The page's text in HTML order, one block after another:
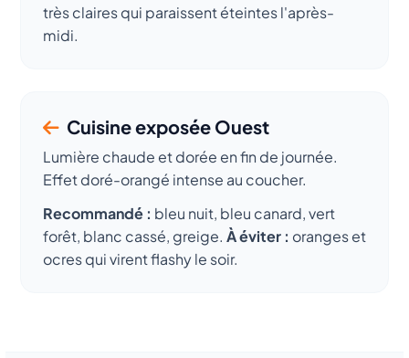
très claires qui paraissent éteintes l'après-
midi.
Cuisine exposée Ouest
Lumière chaude et dorée en fin de journée.
Effet doré-orangé intense au coucher.
Recommandé : bleu nuit, bleu canard, vert
forêt, blanc cassé, greige. À éviter : oranges et
ocres qui virent flashy le soir.